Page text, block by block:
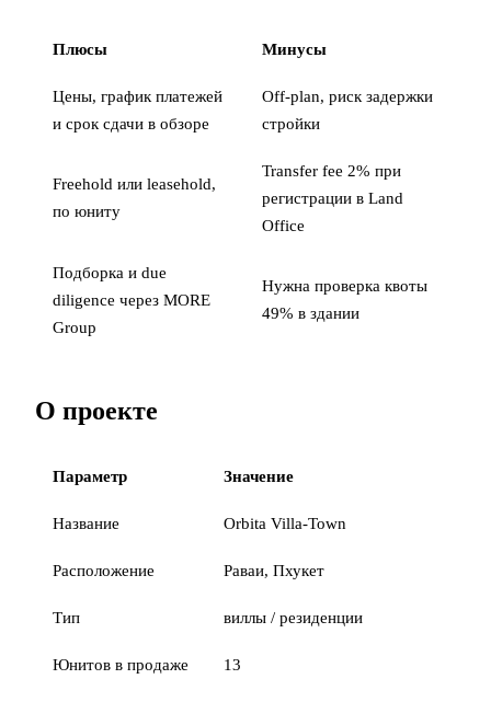
Плюсы Минусы
Цены, график платежей
и срок сдачи в обзоре
Off-plan, риск задержки
стройки
Freehold или leasehold,
по юниту
Transfer fee 2% при
регистрации в Land
Office
Подборка и due
diligence через MORE
Group
Нужна проверка квоты
49% в здании
О проекте
Параметр Значение
Название Orbita Villa-Town
Расположение Раваи, Пхукет
Тип виллы / резиденции
Юнитов в продаже 13